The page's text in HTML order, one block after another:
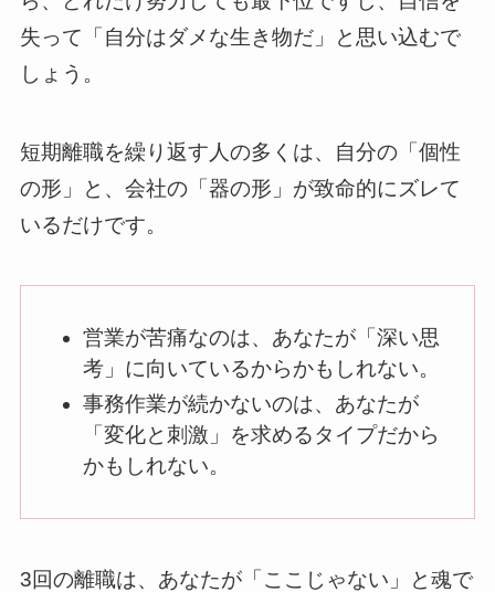
失って「自分はダメな生き物だ」と思い込むで
しょう。
短期離職を繰り返す人の多くは、自分の「個性
の形」と、会社の「器の形」が致命的にズレて
いるだけです。
営業が苦痛なのは、あなたが「深い思
考」に向いているからかもしれない。
事務作業が続かないのは、あなたが
「変化と刺激」を求めるタイプだから
かもしれない。
3回の離職は、あなたが「ここじゃない」と魂で